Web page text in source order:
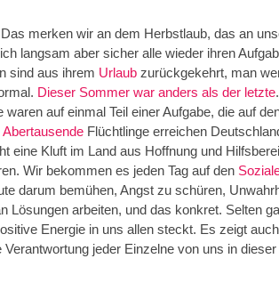
Das merken wir an dem Herbstlaub, das an
langsam aber sicher alle wieder ihren
sind aus ihrem Urlaub zurückgekehrt, man
Dieser Sommer war anders als der letzte
waren auf einmal Teil einer Aufgabe, die auf
Abertausende Flüchtlinge erreichen
eine Kluft im Land aus Hoffnung und
Wir bekommen es jeden Tag auf den
darum bemühen, Angst zu schüren,
Lösungen arbeiten, und das konkret. Selten
Energie in uns allen steckt. Es zeigt
jeder Einzelne von uns in dieser